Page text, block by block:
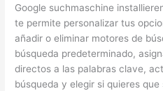
Google suchmaschine
te permite personalizar tus
añadir o eliminar motores de
búsqueda predeterminado,
directos a las palabras clave,
búsqueda y elegir si quieres